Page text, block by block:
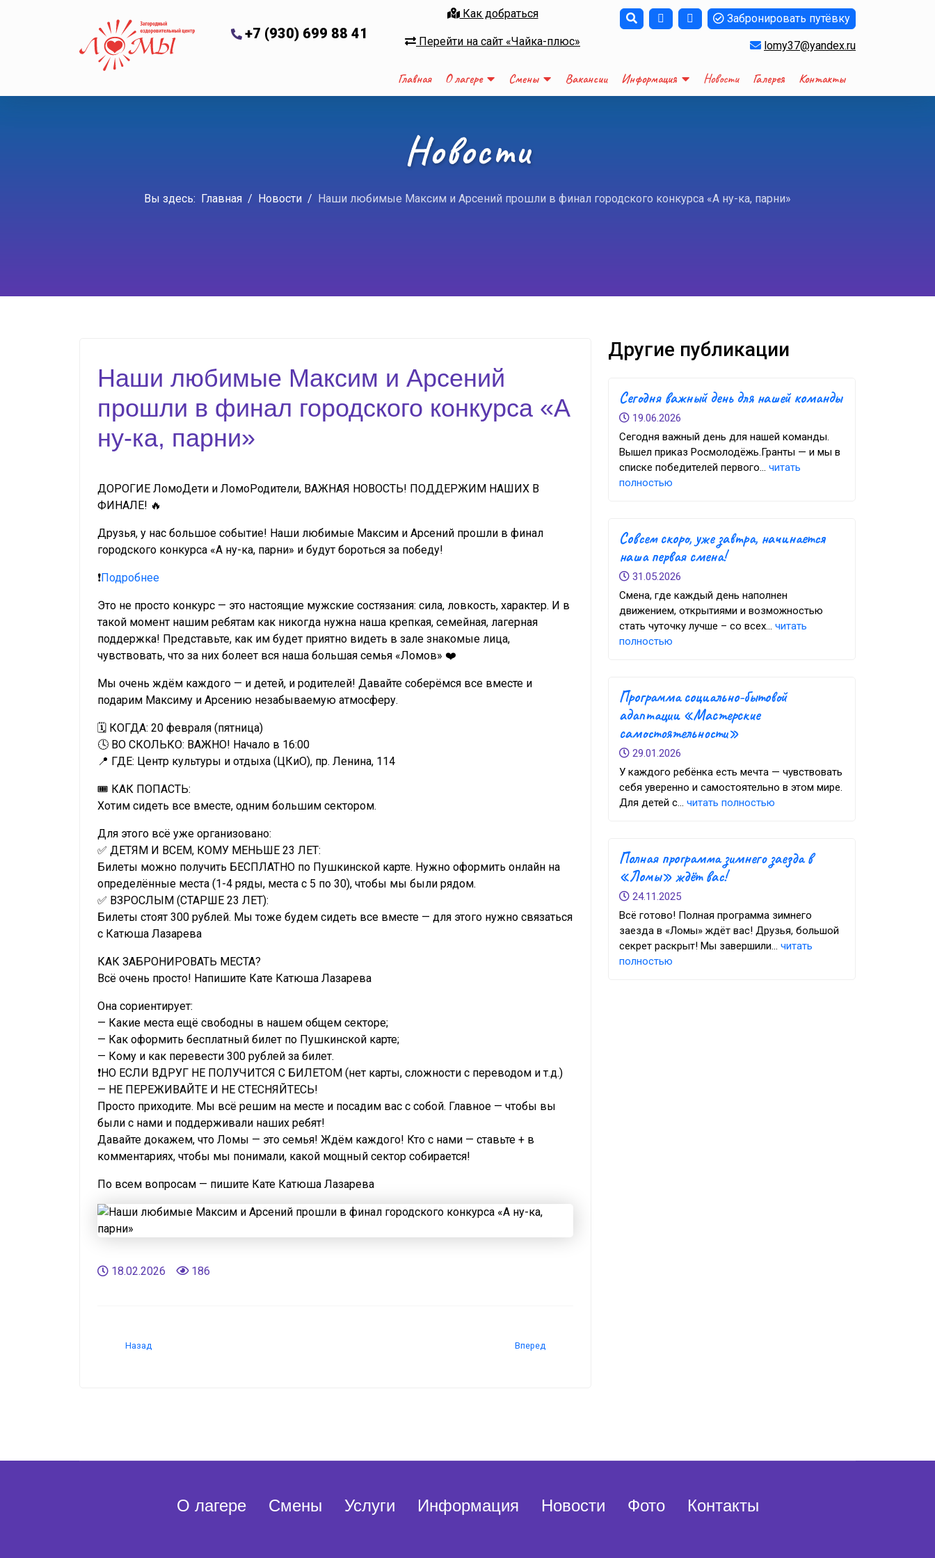
+7 (930) 699 88 41
Как добраться
Перейти на сайт «Чайка-плюс»
Забронировать путёвку
lomy37@yandex.ru
Главная О лагере Смены Вакансии Информация Новости Галерея Контакты
Новости
Вы здесь: Главная Новости Наши любимые Максим и Арсений прошли в финал городского конкурса «А ну-ка, парни»
Наши любимые Максим и Арсений
прошли в финал городского конкурса «А
ну-ка, парни»
ДОРОГИЕ ЛомоДети и ЛомоРодители, ВАЖНАЯ НОВОСТЬ! ПОДДЕРЖИМ НАШИХ В
ФИНАЛЕ! 🔥
Друзья, у нас большое событие! Наши любимые Максим и Арсений прошли в финал
городского конкурса «А ну-ка, парни» и будут бороться за победу!
❗️Подробнее
Это не просто конкурс — это настоящие мужские состязания: сила, ловкость, характер. И в
такой момент нашим ребятам как никогда нужна наша крепкая, семейная, лагерная
поддержка! Представьте, как им будет приятно видеть в зале знакомые лица,
чувствовать, что за них болеет вся наша большая семья «Ломов» ❤️
Мы очень ждём каждого — и детей, и родителей! Давайте соберёмся все вместе и
подарим Максиму и Арсению незабываемую атмосферу.
🗓 КОГДА: 20 февраля (пятница)
🕓 ВО СКОЛЬКО: ВАЖНО! Начало в 16:00
📍 ГДЕ: Центр культуры и отдыха (ЦКиО), пр. Ленина, 114
🎟 КАК ПОПАСТЬ:
Хотим сидеть все вместе, одним большим сектором.
Для этого всё уже организовано:
✅ ДЕТЯМ И ВСЕМ, КОМУ МЕНЬШЕ 23 ЛЕТ:
Билеты можно получить БЕСПЛАТНО по Пушкинской карте. Нужно оформить онлайн на
определённые места (1-4 ряды, места с 5 по 30), чтобы мы были рядом.
✅ ВЗРОСЛЫМ (СТАРШЕ 23 ЛЕТ):
Билеты стоят 300 рублей. Мы тоже будем сидеть все вместе — для этого нужно связаться
с Катюша Лазарева
КАК ЗАБРОНИРОВАТЬ МЕСТА?
Всё очень просто! Напишите Кате Катюша Лазарева
Она сориентирует:
— Какие места ещё свободны в нашем общем секторе;
— Как оформить бесплатный билет по Пушкинской карте;
— Кому и как перевести 300 рублей за билет.
❗️НО ЕСЛИ ВДРУГ НЕ ПОЛУЧИТСЯ С БИЛЕТОМ (нет карты, сложности с переводом и т.д.)
— НЕ ПЕРЕЖИВАЙТЕ И НЕ СТЕСНЯЙТЕСЬ!
Просто приходите. Мы всё решим на месте и посадим вас с собой. Главное — чтобы вы
были с нами и поддерживали наших ребят!
Давайте докажем, что Ломы — это семья! Ждём каждого! Кто с нами — ставьте + в
комментариях, чтобы мы понимали, какой мощный сектор собирается!
По всем вопросам — пишите Кате Катюша Лазарева
18.02.2026 186
Назад Вперед
Другие публикации
Сегодня важный день для нашей команды
19.06.2026
Сегодня важный день для нашей команды.
Вышел приказ Росмолодёжь.Гранты — и мы в
списке победителей первого... читать
полностью
Совсем скоро, уже завтра, начинается
наша первая смена!
31.05.2026
Смена, где каждый день наполнен
движением, открытиями и возможностью
стать чуточку лучше – со всех... читать
полностью
Программа социально-бытовой
адаптации «Мастерские
самостоятельности»
29.01.2026
У каждого ребёнка есть мечта — чувствовать
себя уверенно и самостоятельно в этом мире.
Для детей с... читать полностью
Полная программа зимнего заезда в
«Ломы» ждёт вас!
24.11.2025
Всё готово! Полная программа зимнего
заезда в «Ломы» ждёт вас! Друзья, большой
секрет раскрыт! Мы завершили... читать
полностью
О лагере Смены Услуги Информация Новости Фото Контакты